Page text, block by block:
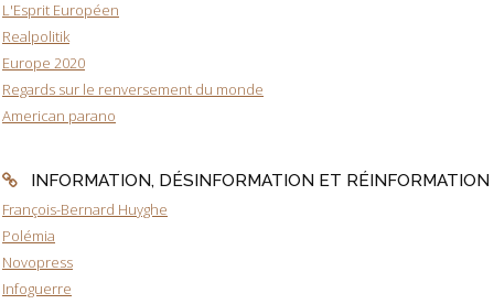
L'Esprit Européen
Realpolitik
Europe 2020
Regards sur le renversement du monde
American parano
INFORMATION, DÉSINFORMATION ET RÉINFORMATION
François-Bernard Huyghe
Polémia
Novopress
Infoguerre